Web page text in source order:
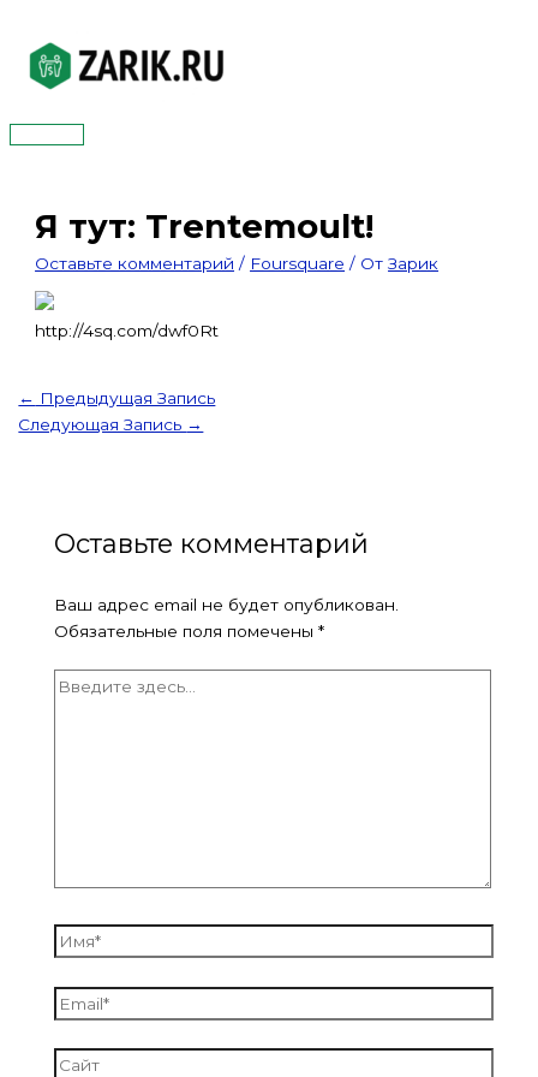
содержимому
Главное
Я тут: Trentemoult!
Оставьте комментарий / Foursquare / ОтЗарик
http://4sq.com/dwf0Rt
← Предыдущая Запись
Следующая Запись →
Оставьте комментарий
Ваш адрес email не будет опубликован.
Обязательные поля помечены *
Введите
Имя*
Email*
Сайт